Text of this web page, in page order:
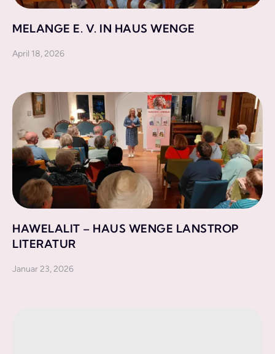
MELANGE E. V. IN HAUS WENGE
April 18, 2026
HAWELALIT – HAUS WENGE LANSTROP
LITERATUR
Januar 23, 2026